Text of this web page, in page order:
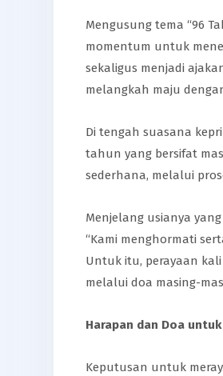
Mengusung tema “96
momentum untuk
sekaligus menjadi
melangkah maju
Di tengah suasana
tahun yang bersifat
sederhana, melalui
Menjelang usianya
“Kami menghormati
Untuk itu, perayaan
melalui doa masing-
Harapan dan Doa
Keputusan untuk